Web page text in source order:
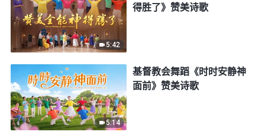
5:42
得胜了》赞美诗歌
5:14
基督教会舞蹈《时时安静神
面前》赞美诗歌